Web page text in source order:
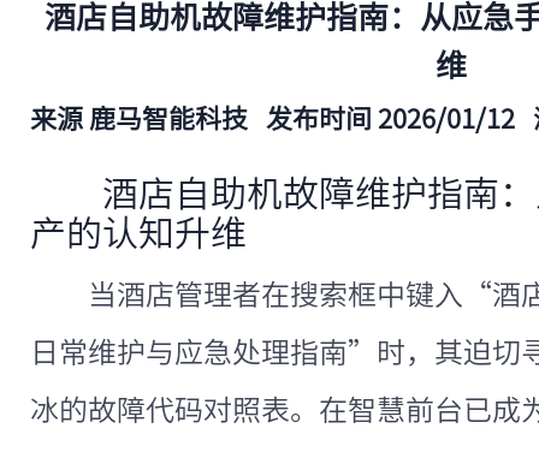
酒店自助机故障维护指南：从应急
维
来源 鹿马智能科技 发布时间 2026/01/12
酒店自助机故障维护指南
产的认知升维
当酒店管理者在搜索框中键入“酒
日常维护与应急处理指南”时，其迫切
冰的故障代码对照表。在智慧前台已成